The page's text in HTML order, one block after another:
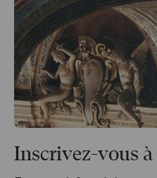
Inscrivez-vous